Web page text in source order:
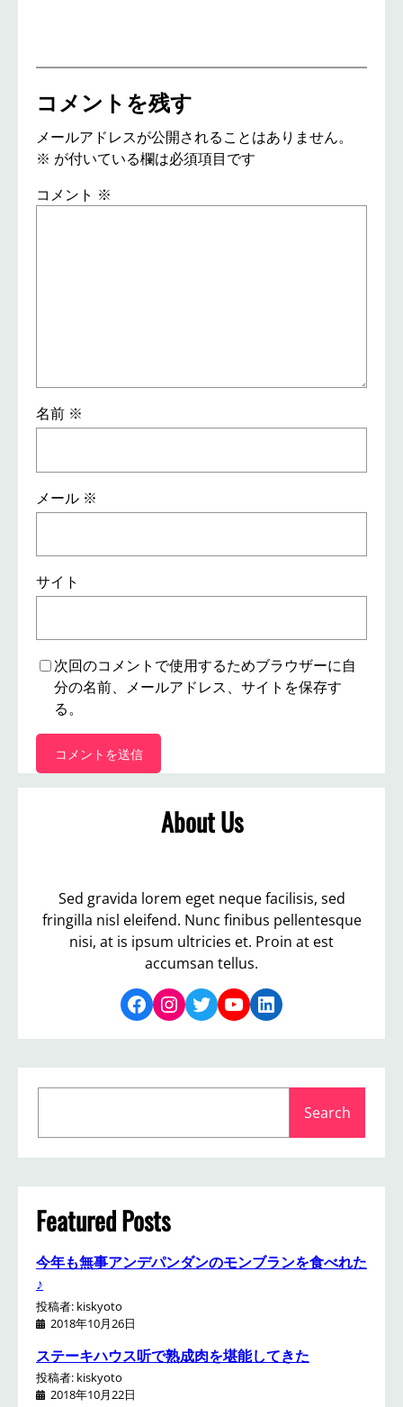
コメントを残す
メールアドレスが公開されることはありません。
※ が付いている欄は必須項目です
コメント ※
名前 ※
メール ※
サイト
次回のコメントで使用するためブラウザーに自
分の名前、メールアドレス、サイトを保存す
る。
About Us
Sed gravida lorem eget neque facilisis, sed
fringilla nisl eleifend. Nunc finibus pellentesque
nisi, at is ipsum ultricies et. Proin at est
accumsan tellus.
Facebook Instagram Twitter YouTube LinkedIn
a
r
c
h
Search
Featured Posts
今年も無事アンデパンダンのモンブランを食べれた
♪
投稿者: kiskyoto
2018年10月26日
ステーキハウス听で熟成肉を堪能してきた
投稿者: kiskyoto
2018年10月22日